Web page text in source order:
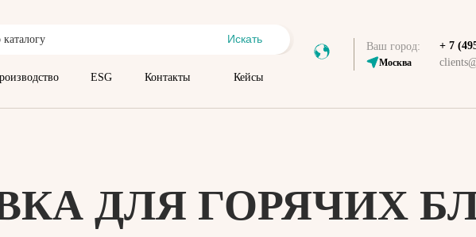
ESG Контакты Кейсы
Искать
Ваш город:
Москва
+ 7
ДЛЯ ГОРЯЧИХ